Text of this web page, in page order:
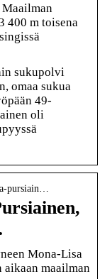
400 m toisena
sukupolvi
omaa sukua
49-
oli
pursiain…
Mona-Lisa
maailman